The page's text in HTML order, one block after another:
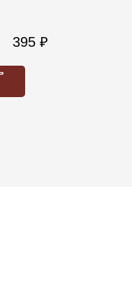
395 ₽